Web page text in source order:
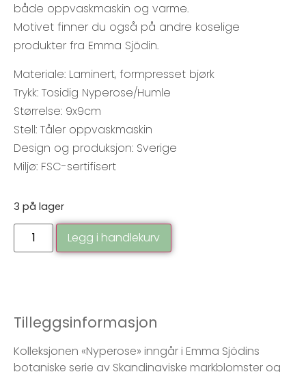
både oppvaskmaskin og varme.
Motivet finner du også på andre koselige
produkter fra Emma Sjödin.
Materiale: Laminert, formpresset bjørk
Trykk: Tosidig Nyperose/Humle
Størrelse: 9x9cm
Stell: Tåler oppvaskmaskin
Design og produksjon: Sverige
Miljø: FSC-sertifisert
3 på lager
Legg i handlekurv
Tilleggsinformasjon
Kolleksjonen «Nyperose» inngår i Emma Sjödins
botaniske serie av Skandinaviske markblomster og